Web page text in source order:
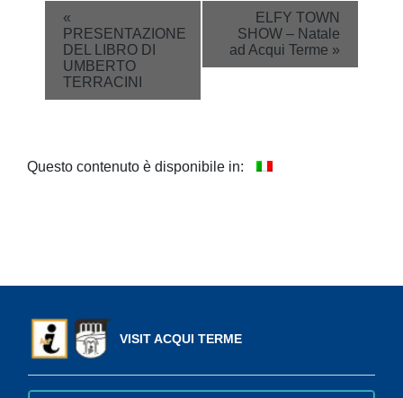
Event
Navigation
«
PRESENTAZIONE
DEL LIBRO DI
UMBERTO
TERRACINI
ELFY TOWN
SHOW – Natale
ad Acqui Terme »
Questo contenuto è disponibile in:
VISIT ACQUI TERME